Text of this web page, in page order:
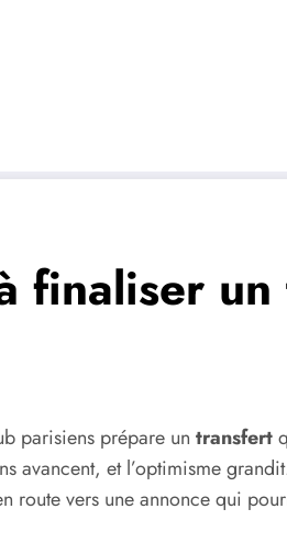
finaliser
parisiens prépare un transfert
avancent, et l’optimisme
route vers une annonce qui